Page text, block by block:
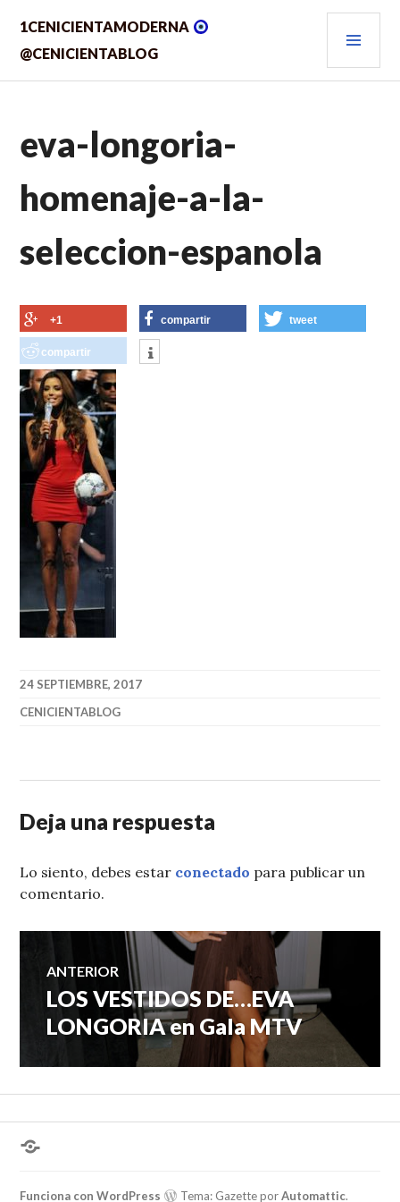
contenido.
1CENICIENTAMODERNA
@CENICIENTABLOG
eva-longoria-
homenaje-a-la-
seleccion-espanola
+1 compartir tweet
compartir
24 SEPTIEMBRE, 2017
CENICIENTABLOG
Deja una respuesta
Lo siento, debes estar conectado para publicar un
comentario.
Navegación
de
entradas
ANTERIOR
Entrada
anterior:
LOS VESTIDOS DE…EVA
LONGORIA en Gala MTV
Funciona con WordPress Tema: Gazette porAutomattic.